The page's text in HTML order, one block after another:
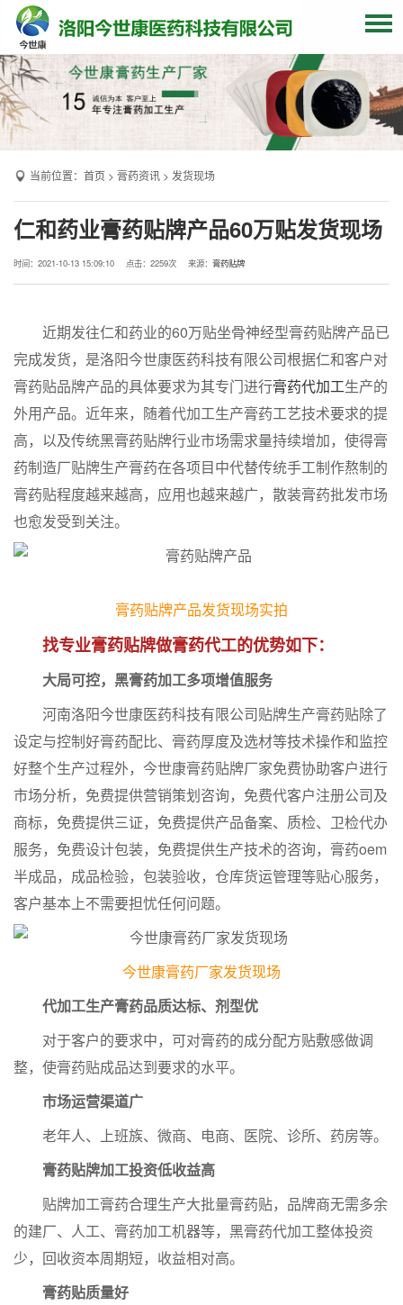
网站首页
关于我们
贴牌加工
膏药资讯
联系我们
当前位置： 首页 > 膏药资讯 > 发货现场
仁和药业膏药贴牌产品60万贴发货现场
时间：2021-10-13 15:09:10 点击： 2259次 来源： 膏药贴牌
近期发往仁和药业的60万贴坐骨神经型膏药贴牌产品已
完成发货，是洛阳今世康医药科技有限公司根据仁和客户对
膏药贴品牌产品的具体要求为其专门进行膏药代加工生产的
外用产品。近年来，随着代加工生产膏药工艺技术要求的提
高，以及传统黑膏药贴牌行业市场需求量持续增加，使得膏
药制造厂贴牌生产膏药在各项目中代替传统手工制作熬制的
膏药贴程度越来越高，应用也越来越广，散装膏药批发市场
也愈发受到关注。
膏药贴牌产品发货现场实拍
找专业膏药贴牌做膏药代工的优势如下：
大局可控，黑膏药加工多项增值服务
河南洛阳今世康医药科技有限公司贴牌生产膏药贴除了
设定与控制好膏药配比、膏药厚度及选材等技术操作和监控
好整个生产过程外，今世康膏药贴牌厂家免费协助客户进行
市场分析，免费提供营销策划咨询，免费代客户注册公司及
商标，免费提供三证，免费提供产品备案、质检、卫检代办
服务，免费设计包装，免费提供生产技术的咨询，膏药oem
半成品，成品检验，包装验收，仓库货运管理等贴心服务，
客户基本上不需要担忧任何问题。
今世康膏药厂家发货现场
代加工生产膏药品质达标、剂型优
对于客户的要求中，可对膏药的成分配方贴敷感做调
整，使膏药贴成品达到要求的水平。
市场运营渠道广
老年人、上班族、微商、电商、医院、诊所、药房等。
膏药贴牌加工投资低收益高
贴牌加工膏药合理生产大批量膏药贴，品牌商无需多余
的建厂、人工、膏药加工机器等，黑膏药代加工整体投资
少，回收资本周期短，收益相对高。
膏药贴质量好